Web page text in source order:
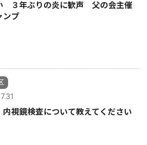
３年ぶりの炎に歓声 父の会主催
ンプ
視鏡検査について教えてください